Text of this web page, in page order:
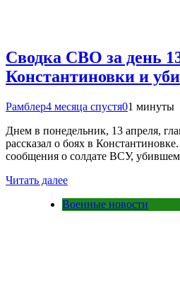
Сводка СВО за день
Константиновки и
Рамблер4 месяца спустя01 минуты
Днем в понедельник, 13 апреля,
рассказал о боях в
сообщения о солдате ВСУ,
Читать далее
Военные новости